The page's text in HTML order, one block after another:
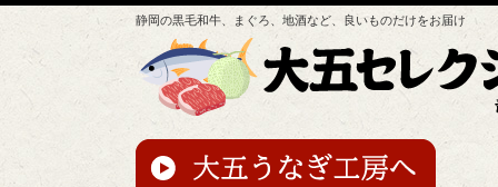
静岡の黒毛和牛、まぐろ、地酒など、良いものだけをお届け